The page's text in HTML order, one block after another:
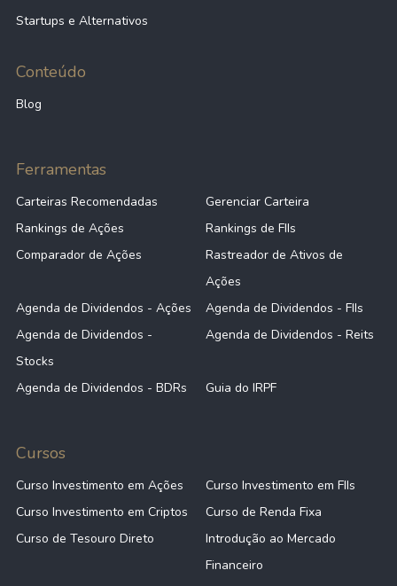
Startups e Alternativos
Conteúdo
Blog
Ferramentas
Carteiras Recomendadas
Gerenciar Carteira
Rankings de Ações
Rankings de FIIs
Comparador de Ações
Rastreador de Ativos de
Ações
Agenda de Dividendos - Ações
Agenda de Dividendos - FIIs
Agenda de Dividendos -
Stocks
Agenda de Dividendos - Reits
Agenda de Dividendos - BDRs Guia do IRPF
Cursos
Curso Investimento em Ações
Curso Investimento em FIIs
Curso Investimento em Criptos
Curso de Renda Fixa
Curso de Tesouro Direto
Introdução ao Mercado
Financeiro